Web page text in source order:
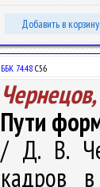
Добавить в корзину
ББК 74.48 С56
Пути
/ Д. В.
кадров